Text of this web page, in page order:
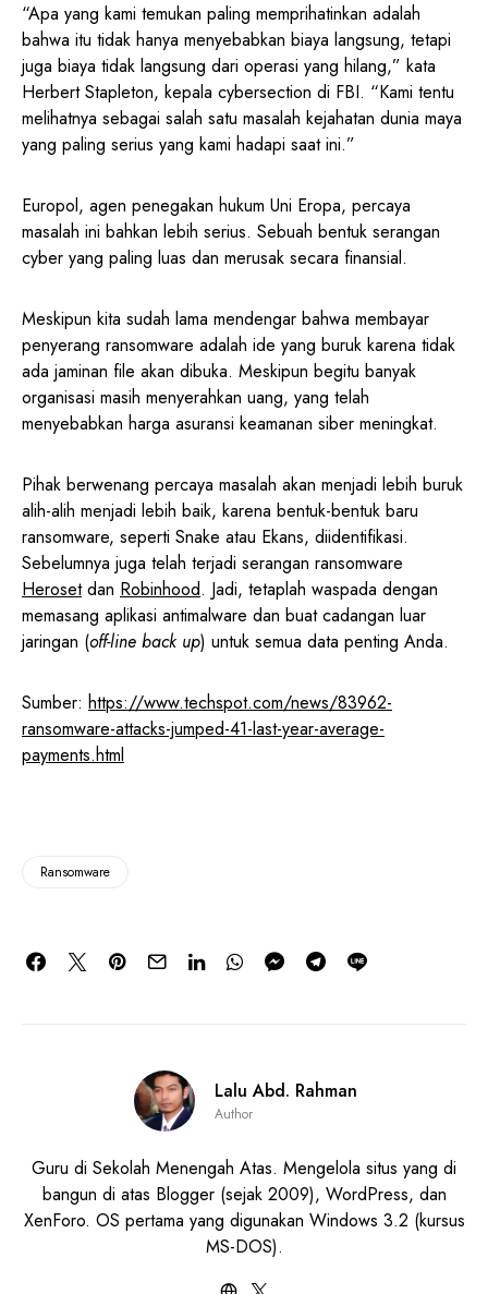
“Apa yang kami temukan paling memprihatinkan adalah
bahwa itu tidak hanya menyebabkan biaya langsung, tetapi
juga biaya tidak langsung dari operasi yang hilang,” kata
Herbert Stapleton, kepala cybersection di FBI. “Kami tentu
melihatnya sebagai salah satu masalah kejahatan dunia maya
yang paling serius yang kami hadapi saat ini.”
Europol, agen penegakan hukum Uni Eropa, percaya
masalah ini bahkan lebih serius. Sebuah bentuk serangan
cyber yang paling luas dan merusak secara finansial.
Meskipun kita sudah lama mendengar bahwa membayar
penyerang ransomware adalah ide yang buruk karena tidak
ada jaminan file akan dibuka. Meskipun begitu banyak
organisasi masih menyerahkan uang, yang telah
menyebabkan harga asuransi keamanan siber meningkat.
Pihak berwenang percaya masalah akan menjadi lebih buruk
alih-alih menjadi lebih baik, karena bentuk-bentuk baru
ransomware, seperti Snake atau Ekans, diidentifikasi.
Sebelumnya juga telah terjadi serangan ransomware
Herosetdan Robinhood. Jadi, tetaplah waspada dengan
memasang aplikasi antimalware dan buat cadangan luar
jaringan (off-line back up) untuk semua data penting Anda.
Sumber: https://www.techspot.com/news/83962-
ransomware-attacks-jumped-41-last-year-average-
payments.html
Ransomware
Lalu Abd. Rahman
Author
Guru di Sekolah Menengah Atas. Mengelola situs yang di
bangun di atas Blogger (sejak 2009), WordPress, dan
XenForo. OS pertama yang digunakan Windows 3.2 (kursus
MS-DOS).